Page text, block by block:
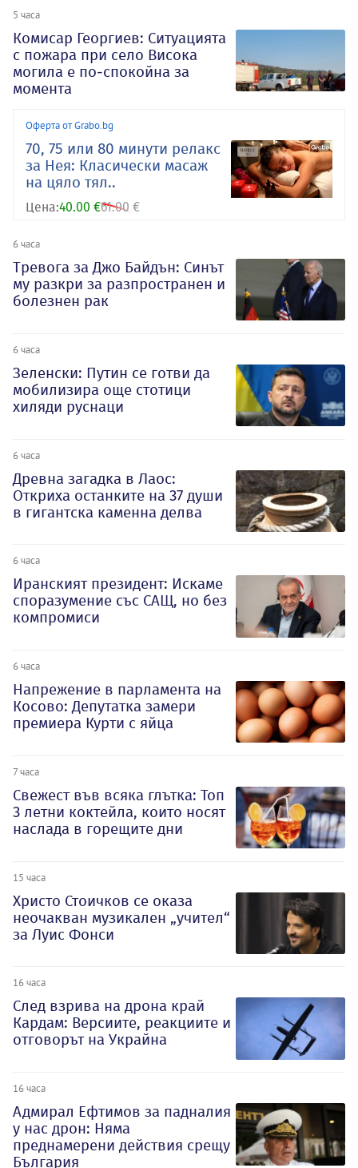
5 часа
Комисар Георгиев: Ситуацията
с пожара при село Висока
могила е по-спокойна за
момента
Оферта от Grabo.bg
70, 75 или 80 минути релакс
за Нея: Класически масаж
на цяло тял..
Цена:40.00 €61.00 €
6 часа
Тревога за Джо Байдън: Синът
му разкри за разпространен и
болезнен рак
6 часа
Зеленски: Путин се готви да
мобилизира още стотици
хиляди руснаци
6 часа
Древна загадка в Лаос:
Откриха останките на 37 души
в гигантска каменна делва
6 часа
Иранският президент: Искаме
споразумение със САЩ, но без
компромиси
6 часа
Напрежение в парламента на
Косово: Депутатка замери
премиера Курти с яйца
7 часа
Свежест във всяка глътка: Топ
3 летни коктейла, които носят
наслада в горещите дни
15 часа
Христо Стоичков се оказа
неочакван музикален „учител“
за Луис Фонси
16 часа
След взрива на дрона край
Кардам: Версиите, реакциите и
отговорът на Украйна
16 часа
Адмирал Ефтимов за падналия
у нас дрон: Няма
преднамерени действия срещу
България